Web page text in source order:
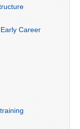
Career